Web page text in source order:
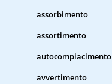
assorbimento
assortimento
autocompiacimento
avvertimento